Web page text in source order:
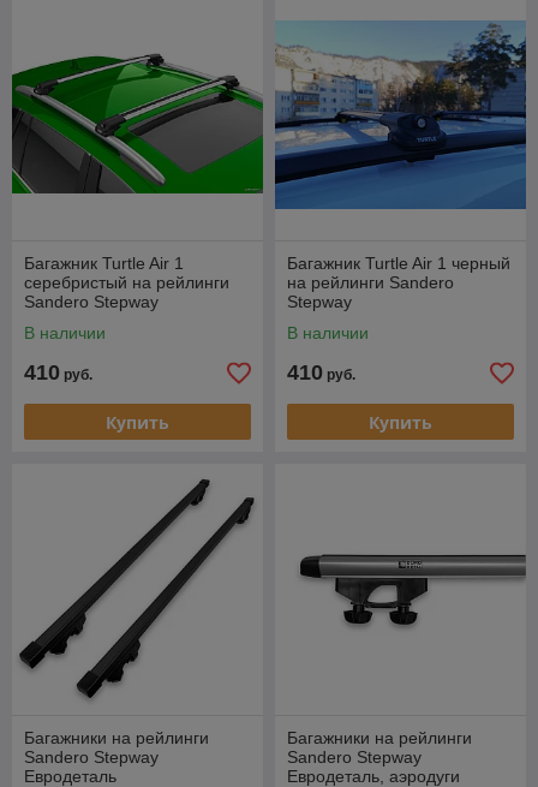
Багажник Turtle Air 1
серебристый на рейлинги
Sandero Stepway
В наличии
410 руб.
Купить
Багажник Turtle Air 1 черный
на рейлинги Sandero
Stepway
В наличии
410 руб.
Купить
Багажники на рейлинги
Sandero Stepway
Евродеталь
Багажники на рейлинги
Sandero Stepway
Евродеталь, аэродуги